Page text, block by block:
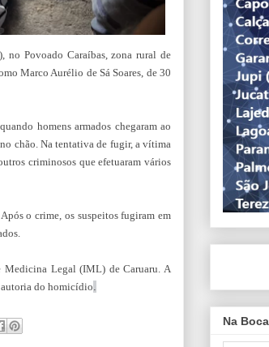
Povoado Caraíbas, zona rural de
Marco Aurélio de Sá Soares, de 30
homens armados chegaram ao
no chão. Na tentativa de fugir, a vítima
criminosos que efetuaram vários
o crime, os suspeitos fugiram em
Legal (IML) de Caruaru. A
do homicídio.
Na